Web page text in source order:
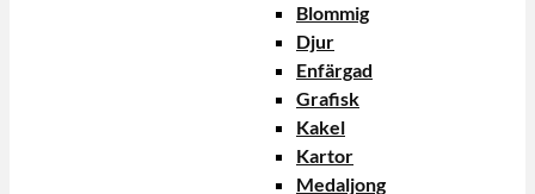
Blommig
Djur
Enfärgad
Grafisk
Kakel
Kartor
Medaljong